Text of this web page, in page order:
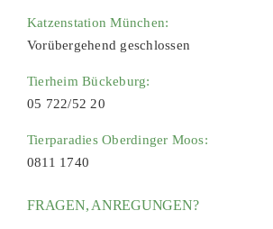
Katzenstation München:
Vorübergehend geschlossen
Tierheim Bückeburg:
05 722/52 20
Tierparadies Oberdinger Moos:
0811 1740
FRAGEN, ANREGUNGEN?